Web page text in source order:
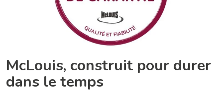
McLouis, construit pour durer
dans le temps